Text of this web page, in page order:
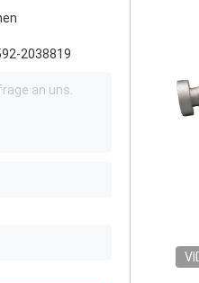
2038819